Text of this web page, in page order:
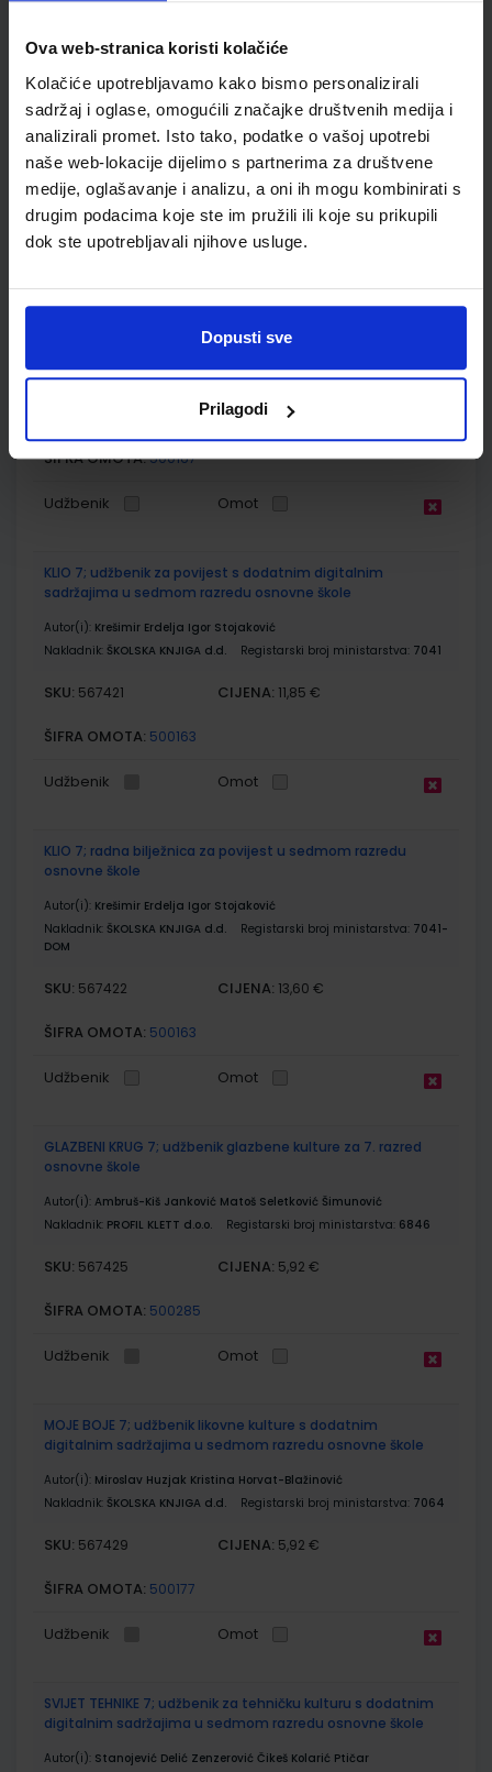
Ova web-stranica koristi kolačiće
Kolačiće upotrebljavamo kako bismo personalizirali
sadržaj i oglase, omogućili značajke društvenih medija i
analizirali promet. Isto tako, podatke o vašoj upotrebi
naše web-lokacije dijelimo s partnerima za društvene
medije, oglašavanje i analizu, a oni ih mogu kombinirati s
drugim podacima koje ste im pružili ili koje su prikupili
dok ste upotrebljavali njihove usluge.
Dopusti sve
Prilagodi
Nakladnik:ALFA d.d. Registarski broj ministarstva: 7272
SKU:569101 CIJENA:12,04 €
ŠIFRA OMOTA: 500167
Udžbenik Omot
MOJA ZEMLJA 3; radna bilježnica iz geografije za sedmi
Kožul Krpes Samardžić Vukelić
Nakladnik:ALFA d.d. Registarski broj ministarstva:7272-DOM
CIJENA: 12,00 €
ŠIFRA OMOTA:500167
Udžbenik Omot
KLIO 7; udžbenik za povijest s dodatnim digitalnim
sadržajima u sedmom razredu osnovne škole
Autor(i): Krešimir Erdelja Igor Stojaković
Nakladnik: ŠKOLSKA KNJIGA d.d. Registarski broj ministarstva: 7041
SKU: 567421 CIJENA: 11,85 €
ŠIFRA OMOTA: 500163
Udžbenik Omot
KLIO 7; radna bilježnica za povijest u sedmom razredu
osnovne škole
Autor(i): Krešimir Erdelja Igor Stojaković
Nakladnik: ŠKOLSKA KNJIGA d.d. Registarski broj ministarstva: 7041-
DOM
SKU: 567422 CIJENA: 13,60 €
ŠIFRA OMOTA: 500163
Udžbenik Omot
GLAZBENI KRUG 7; udžbenik glazbene kulture za 7. razred
osnovne škole
Autor(i): Ambruš-Kiš Janković Matoš Seletković Šimunović
Nakladnik: PROFIL KLETT d.o.o. Registarski broj ministarstva: 6846
SKU: 567425 CIJENA: 5,92 €
ŠIFRA OMOTA: 500285
Udžbenik Omot
MOJE BOJE 7; udžbenik likovne kulture s dodatnim
digitalnim sadržajima u sedmom razredu osnovne škole
Autor(i): Miroslav Huzjak Kristina Horvat-Blažinović
Nakladnik: ŠKOLSKA KNJIGA d.d. Registarski broj ministarstva: 7064
SKU: 567429 CIJENA: 5,92 €
ŠIFRA OMOTA: 500177
Udžbenik Omot
SVIJET TEHNIKE 7; udžbenik za tehničku kulturu s dodatnim
digitalnim sadržajima u sedmom razredu osnovne škole
Autor(i): Stanojević Delić Zenzerović Čikeš Kolarić Ptičar